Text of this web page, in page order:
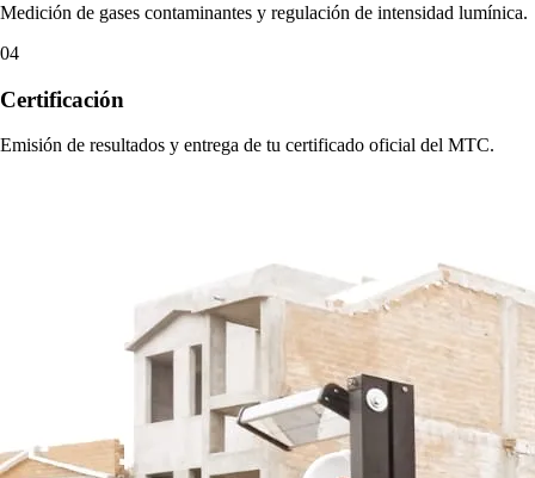
Medición de gases contaminantes y regulación de intensidad lumínica.
04
Certificación
Emisión de resultados y entrega de tu certificado oficial del MTC.